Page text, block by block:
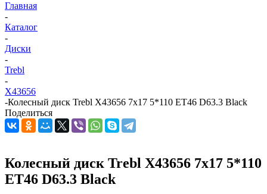
Главная
-
Каталог
-
Диски
-
Trebl
-
X43656
-Колесный диск Trebl X43656 7x17 5*110 ET46 D63.3 Black
Поделиться
Колесный диск Trebl X43656 7x17 5*110
ET46 D63.3 Black